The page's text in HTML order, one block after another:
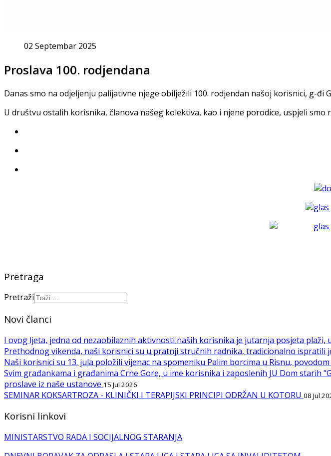
02 Septembar 2025
Proslava 100. rodjendana
Danas smo na odjeljenju palijativne njege obilježili 100. rodjendan našoj korisnici, g-đi
U društvu ostalih korisnika, članova našeg kolektiva, kao i njene porodice, uspjeli
Pretraga
Pretraži
Novi članci
I ovog ljeta, jedna od nezaobilaznih aktivnosti naših korisnika je jutarnja posjeta
Prethodnog vikenda, naši korisnici su u pratnji stručnih radnika, tradicionalno ispratili
Naši korisnici su 13. jula položili vijenac na spomeniku Palim borcima u Risnu,
Svim građankama i građanima Crne Gore, u ime korisnika i zaposlenih JU Dom starih
proslave iz naše ustanove 15 Jul 2026
SEMINAR KOKSARTROZA - KLINIČKI I TERAPIJSKI PRINCIPI ODRŽAN U KOTORU 08 Jul
Korisni linkovi
MINISTARSTVO RADA I SOCIJALNOG STARANJA